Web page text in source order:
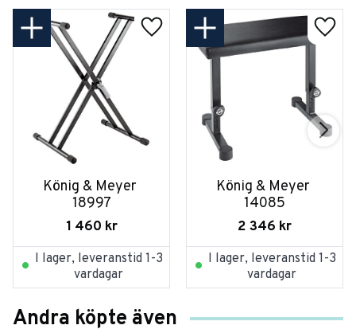
König & Meyer
18997
1 460 kr
I lager, leveranstid 1-3
vardagar
König & Meyer
14085
2 346 kr
I lager, leveranstid 1-3
vardagar
Andra köpte även